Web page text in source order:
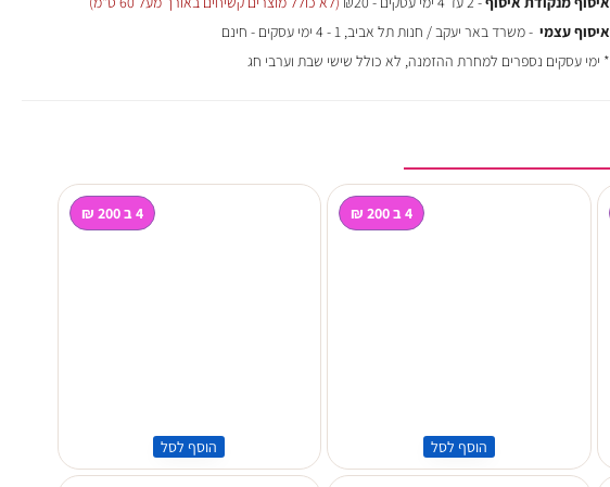
איסוף עצמי - משרד באר יעקב / חנות תל אביב, 1 - 4 ימי עסקים - חינם
* ימי עסקים נספרים למחרת ההזמנה, לא כולל שישי שבת וערבי חג
4 ב 200 ₪
הוסף לסל
4 ב 200 ₪
הוסף לסל